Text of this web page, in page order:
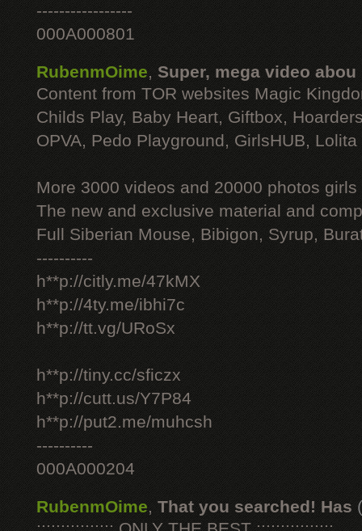
-----------------
000A000801
RubenmOime, Super, mega video abou
Content from TOR websites Magic
Childs Play, Baby Heart, Giftbox,
OPVA, Pedo Playground, GirlsHUB, Lolita
More 3000 videos and 20000 photos
The new and exclusive material and
Full Siberian Mouse, Bibigon, Syrup,
----------
h**p://citly.me/47kMX
h**p://4ty.me/ibhi7c
h**p://tt.vg/URoSx
h**p://tiny.cc/sficzx
h**p://cutt.us/Y7P84
h**p://put2.me/muhcsh
----------
000A000204
RubenmOime, That you searched! Has